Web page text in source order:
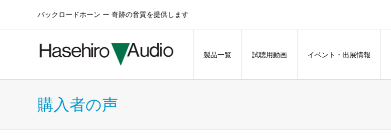
バックロードホーン ー 奇跡の音質を提供します
製品一覧 試聴用動画 イベント・出展情報
購入者の声